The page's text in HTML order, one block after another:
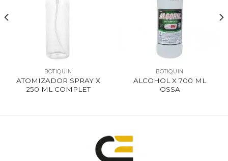
BOTIQUIN
ATOMIZADOR SPRAY X
250 ML COMPLET
BOTIQUIN
ALCOHOL X 700 ML
OSSA